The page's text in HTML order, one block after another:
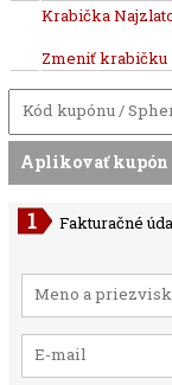
Krabička
Zmeniť krabičku
Fakturačné